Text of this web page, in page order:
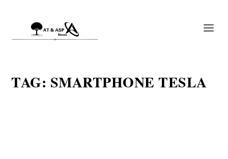
TAG: SMARTPHONE TESLA